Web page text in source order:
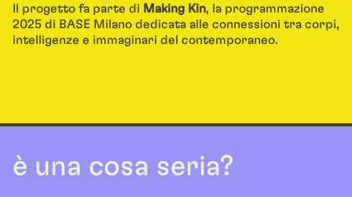
Il progetto fa parte di Making Kin, la programmazione
2025 di BASE Milano dedicata alle connessioni tra corpi,
intelligenze e immaginari del contemporaneo.
è una cosa seria?